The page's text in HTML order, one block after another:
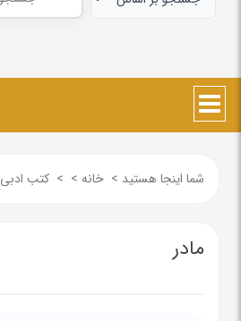
شما اینجا هستید > خانه >
> کتب ادبی
مادر